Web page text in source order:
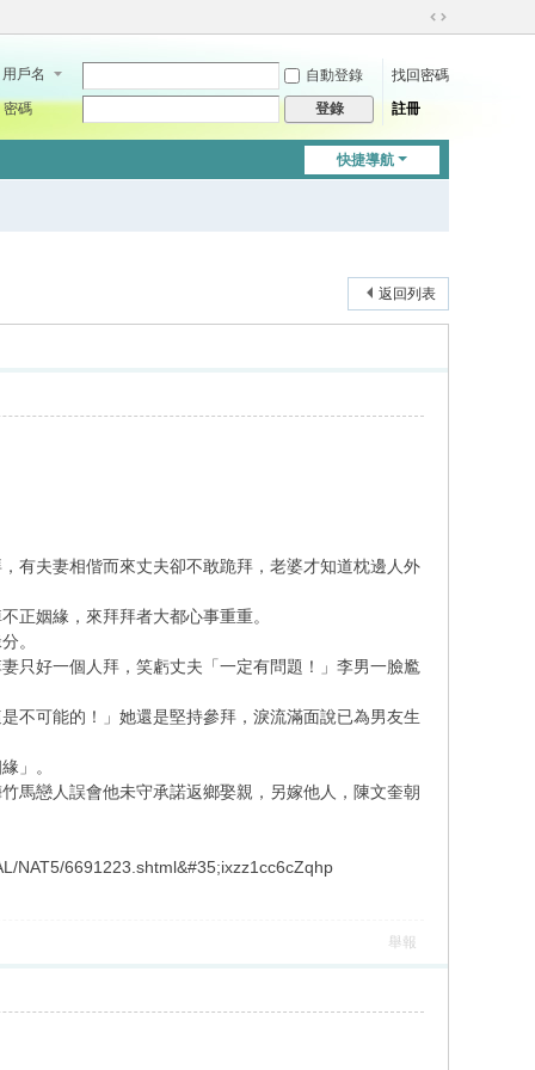
切
到
用戶名 自動登錄
找回密碼
密碼
登錄 註冊
快捷導航
返回列表
有夫妻相偕而來丈夫卻不敢跪拜，老婆才知道枕邊人外
正姻緣，來拜拜者大都心事重重。
。
只好一個人拜，笑虧丈夫「一定有問題！」李男一臉尷
不可能的！」她還是堅持參拜，淚流滿面說已為男友生
」。
馬戀人誤會他未守承諾返鄉娶親，另嫁他人，陳文奎朝
NAT5/6691223.shtml&#35;ixzz1cc6cZqhp
舉報